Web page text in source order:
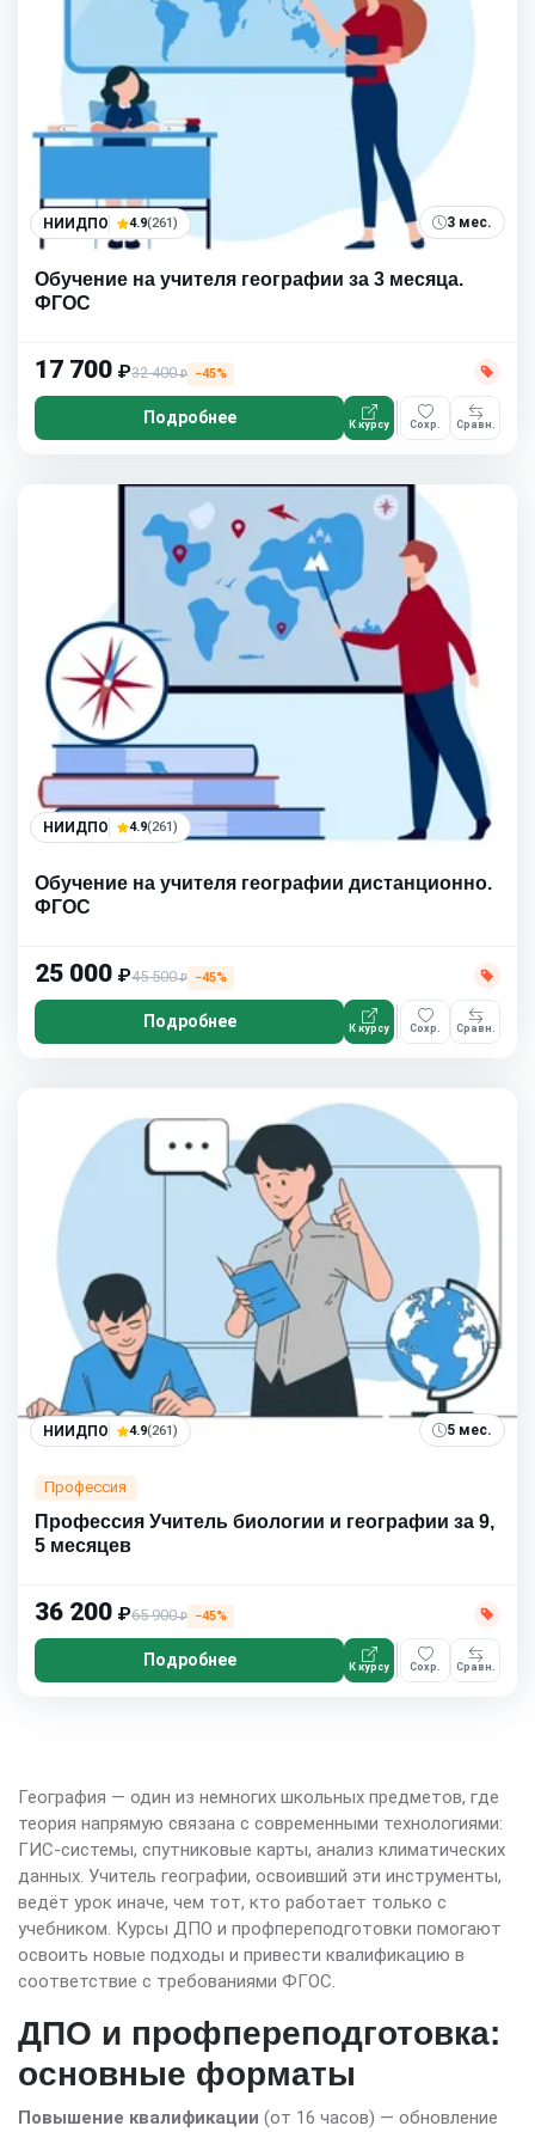
НИИДПО 4.9(261) 3 мес.
Обучение на учителя географии за 3 месяца.
ФГОС
17 700 ₽32 400₽ −45%
Подробнее К курсу Сохр. Сравн.
НИИДПО 4.9(261)
Обучение на учителя географии дистанционно.
ФГОС
25 000 ₽45 500₽ −45%
Подробнее К курсу Сохр. Сравн.
НИИДПО 4.9(261) 5 мес.
Профессия
Профессия Учитель биологии и географии за 9,
5 месяцев
36 200 ₽65 900₽ −45%
Подробнее К курсу Сохр. Сравн.
География — один из немногих школьных предметов, где
теория напрямую связана с современными технологиями:
ГИС-системы, спутниковые карты, анализ климатических
данных. Учитель географии, освоивший эти инструменты,
ведёт урок иначе, чем тот, кто работает только с
учебником. Курсы ДПО и профпереподготовки помогают
освоить новые подходы и привести квалификацию в
соответствие с требованиями ФГОС.
ДПО и профпереподготовка:
основные форматы
Повышение квалификации (от 16 часов) — обновление